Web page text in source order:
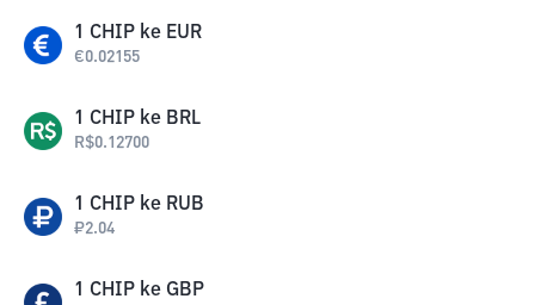
1 CHIP ke EUR
€0.02155
1 CHIP ke BRL
R$0.12700
1 CHIP ke RUB
₽2.04
1 CHIP ke GBP